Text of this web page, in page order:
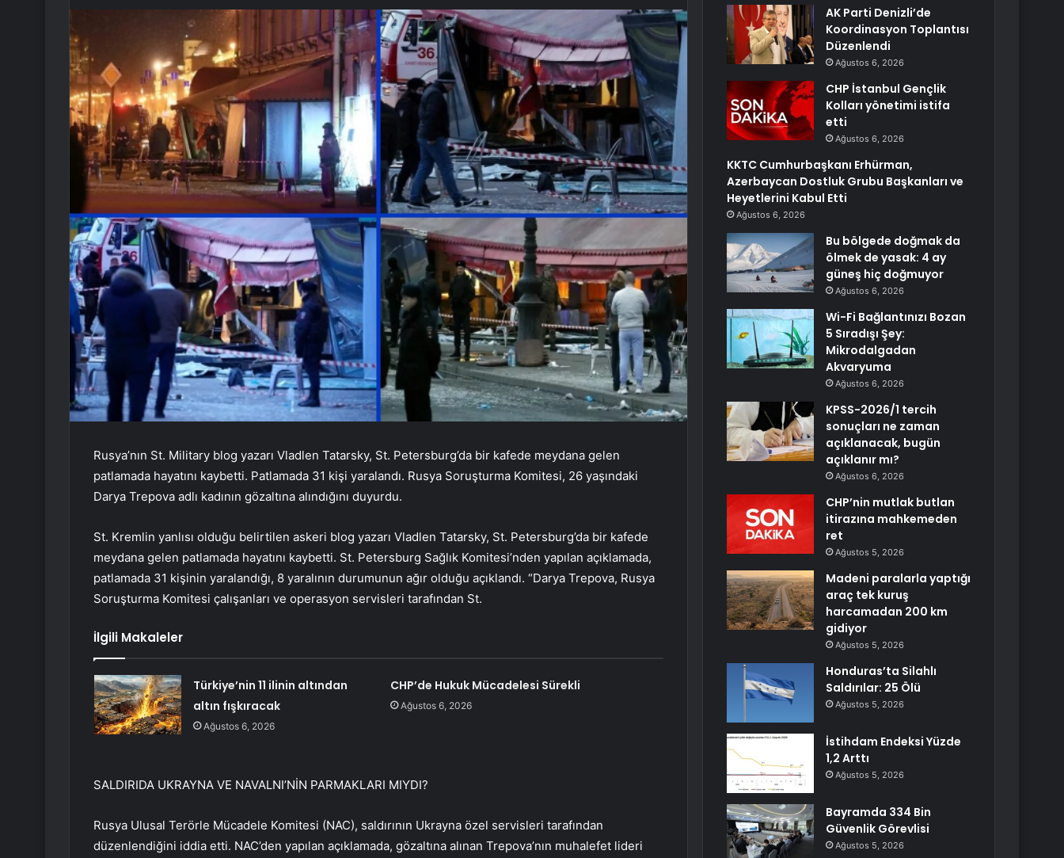
Rusya’nın St. Military blog yazarı Vladlen Tatarsky, St. Petersburg’da bir kafede meydana gelen
patlamada hayatını kaybetti. Patlamada 31 kişi yaralandı. Rusya Soruşturma Komitesi, 26 yaşındaki
Darya Trepova adlı kadının gözaltına alındığını duyurdu.
St. Kremlin yanlısı olduğu belirtilen askeri blog yazarı Vladlen Tatarsky, St. Petersburg’da bir kafede
meydana gelen patlamada hayatını kaybetti. St. Petersburg Sağlık Komitesi’nden yapılan açıklamada,
patlamada 31 kişinin yaralandığı, 8 yaralının durumunun ağır olduğu açıklandı. “Darya Trepova, Rusya
Soruşturma Komitesi çalışanları ve operasyon servisleri tarafından St.
İlgili Makaleler
Türkiye’nin 11 ilinin altından
altın fışkıracak
Ağustos 6, 2026
CHP’de Hukuk Mücadelesi Sürekli
Ağustos 6, 2026
SALDIRIDA UKRAYNA VE NAVALNI’NİN PARMAKLARI MIYDI?
Rusya Ulusal Terörle Mücadele Komitesi (NAC), saldırının Ukrayna özel servisleri tarafından
düzenlendiğini iddia etti. NAC’den yapılan açıklamada, gözaltına alınan Trepova’nın muhalefet lideri
AK Parti Denizli’de
Koordinasyon Toplantısı
Düzenlendi
Ağustos 6, 2026
CHP İstanbul Gençlik
Kolları yönetimi istifa
etti
Ağustos 6, 2026
KKTC Cumhurbaşkanı Erhürman,
Azerbaycan Dostluk Grubu Başkanları ve
Heyetlerini Kabul Etti
Ağustos 6, 2026
Bu bölgede doğmak da
ölmek de yasak: 4 ay
güneş hiç doğmuyor
Ağustos 6, 2026
Wi-Fi Bağlantınızı Bozan
5 Sıradışı Şey:
Mikrodalgadan
Akvaryuma
Ağustos 6, 2026
KPSS-2026/1 tercih
sonuçları ne zaman
açıklanacak, bugün
açıklanır mı?
Ağustos 6, 2026
CHP’nin mutlak butlan
itirazına mahkemeden
ret
Ağustos 5, 2026
Madeni paralarla yaptığı
araç tek kuruş
harcamadan 200 km
gidiyor
Ağustos 5, 2026
Honduras’ta Silahlı
Saldırılar: 25 Ölü
Ağustos 5, 2026
İstihdam Endeksi Yüzde
1,2 Arttı
Ağustos 5, 2026
Bayramda 334 Bin
Güvenlik Görevlisi
Ağustos 5, 2026